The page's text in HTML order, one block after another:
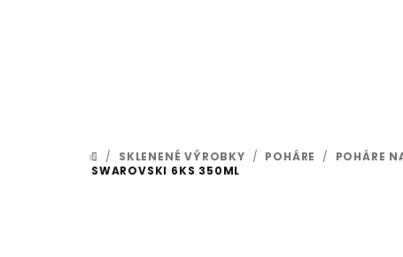
DOMOV
/ SKLENENÉ VÝROBKY / POHÁRE / POHÁRE
SWAROVSKI 6KS 350ML